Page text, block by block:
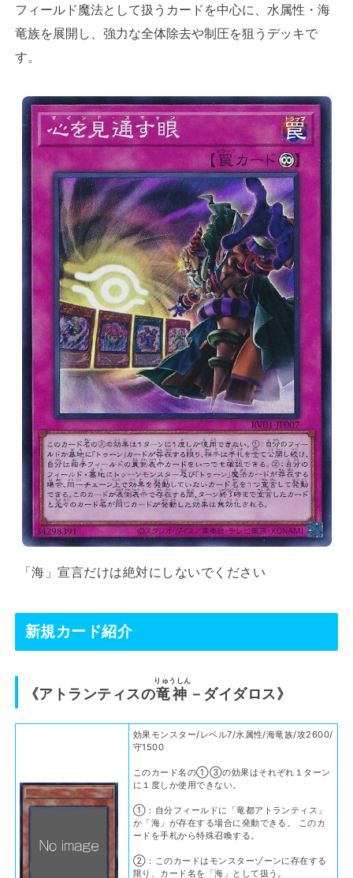
フィールド魔法として扱うカードを中心に、水属性・海
竜族を展開し、強力な全体除去や制圧を狙うデッキで
す。
「海」宣言だけは絶対にしないでください
新規カード紹介
《アトランティスの竜神
りゅうしん
－ダイダロス》
効果モンスター/レベル7/水属性/海竜族/攻2600/
守1500
このカード名の①③の効果はそれぞれ１ターン
に１度しか使用できない。
①：自分フィールドに「竜都アトランティス」
か「海」が存在する場合に発動できる。 このカ
ードを手札から特殊召喚する。
②：このカードはモンスターゾーンに存在する
限り、カード名を「海」として扱う。